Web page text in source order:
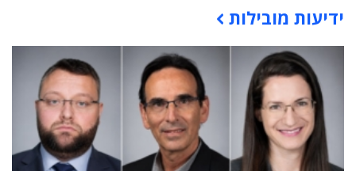
תוכן פרסומי
ידיעות מובילות